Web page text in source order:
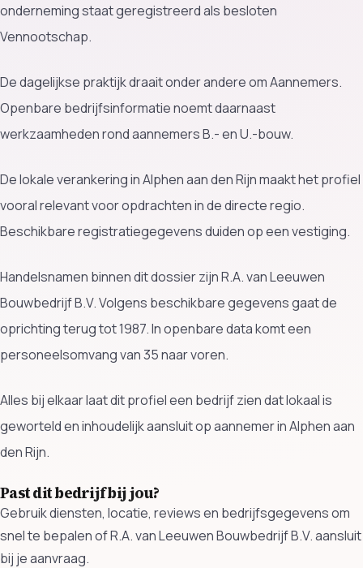
onderneming staat geregistreerd als besloten
Vennootschap.
De dagelijkse praktijk draait onder andere om Aannemers.
Openbare bedrijfsinformatie noemt daarnaast
werkzaamheden rond aannemers B.- en U.-bouw.
De lokale verankering in Alphen aan den Rijn maakt het profiel
vooral relevant voor opdrachten in de directe regio.
Beschikbare registratiegegevens duiden op een vestiging.
Handelsnamen binnen dit dossier zijn R.A. van Leeuwen
Bouwbedrijf B.V. Volgens beschikbare gegevens gaat de
oprichting terug tot 1987. In openbare data komt een
personeelsomvang van 35 naar voren.
Alles bij elkaar laat dit profiel een bedrijf zien dat lokaal is
geworteld en inhoudelijk aansluit op aannemer in Alphen aan
den Rijn.
Past dit bedrijf bij jou?
Gebruik diensten, locatie, reviews en bedrijfsgegevens om
snel te bepalen of R.A. van Leeuwen Bouwbedrijf B.V. aansluit
bij je aanvraag.